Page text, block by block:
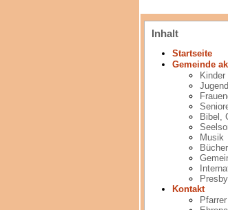
Inhalt
Startseite
Gemeinde
Kinder
Bibel,
Musik
Kontakt
Pfarrer